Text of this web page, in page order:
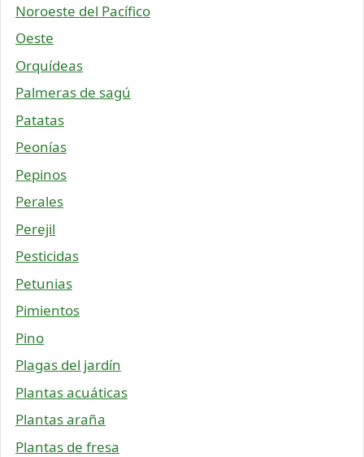
Noroeste del Pacífico
Oeste
Orquídeas
Palmeras de sagú
Patatas
Peonías
Pepinos
Perales
Perejil
Pesticidas
Petunias
Pimientos
Pino
Plagas del jardín
Plantas acuáticas
Plantas araña
Plantas de fresa